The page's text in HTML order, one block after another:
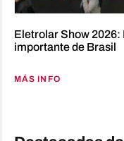
Eletrolar Show 2026:
importante de Brasil
MÁS INFO